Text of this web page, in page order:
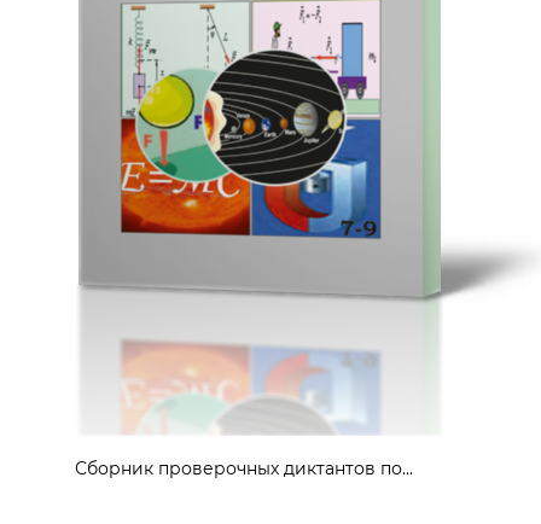
Сборник проверочных диктантов по...